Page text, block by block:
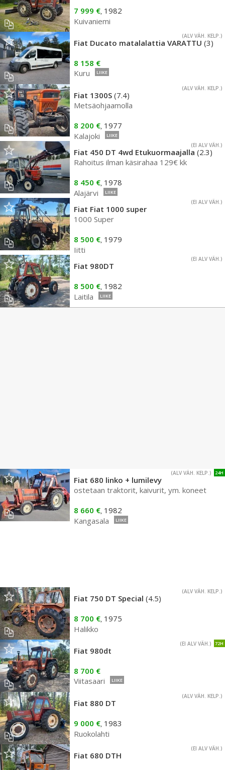
7 999 €, 1982
Kuivaniemi
(ALV VÄH. KELP.)
Fiat Ducato matalalattia VARATTU (3)
8 158 €
Kuru
LIIKE
(ALV VÄH. KELP.)
Fiat 1300S (7.4)
Metsäohjaamolla
8 200 €, 1977
Kalajoki
LIIKE
(EI ALV VÄH.)
Fiat 450 DT 4wd Etukuormaajalla (2.3)
Rahoitus ilman käsirahaa 129€ kk
8 450 €, 1978
Alajärvi
LIIKE
(EI ALV VÄH.)
Fiat Fiat 1000 super
1000 Super
8 500 €, 1979
Iitti
(EI ALV VÄH.)
Fiat 980DT
8 500 €, 1982
Laitila
LIIKE
24H
(ALV VÄH. KELP.)
Fiat 680 linko + lumilevy
ostetaan traktorit, kaivurit, ym. koneet
8 660 €, 1982
Kangasala
LIIKE
(ALV VÄH. KELP.)
Fiat 750 DT Special (4.5)
8 700 €, 1975
Halikko
72H
(EI ALV VÄH.)
Fiat 980dt
8 700 €
Viitasaari
LIIKE
(ALV VÄH. KELP.)
Fiat 880 DT
9 000 €, 1983
Ruokolahti
(EI ALV VÄH.)
Fiat 680 DTH